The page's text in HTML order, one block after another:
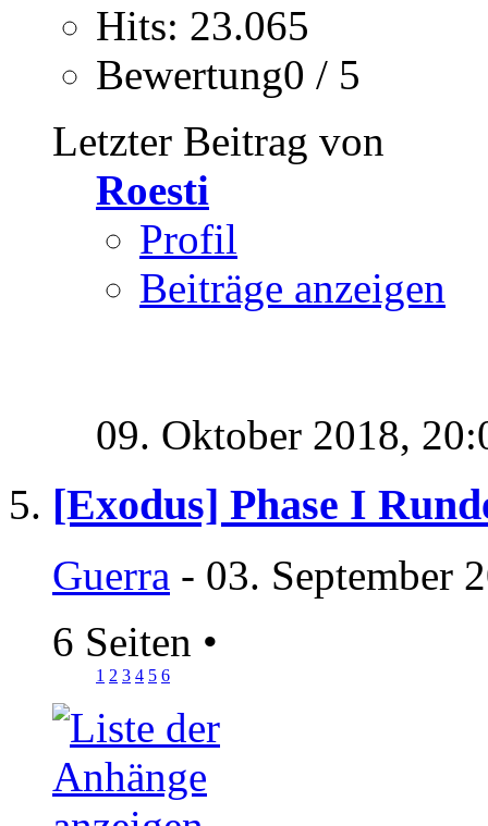
Hits: 23.065
Bewertung0 / 5
Letzter Beitrag von
Roesti
Profil
Beiträge anzeigen
09. Oktober 2018,
[Exodus] Phase I
Guerra - 03. September
6 Seiten •
1 2 3 4 5 6